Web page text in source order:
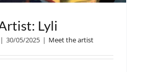
Lyli
| 30/05/2025 | Meet the artist